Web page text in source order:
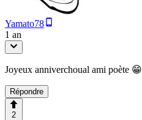
Yamato78
1 an
Joyeux anniverchoual ami poète 😁
Répondre
2